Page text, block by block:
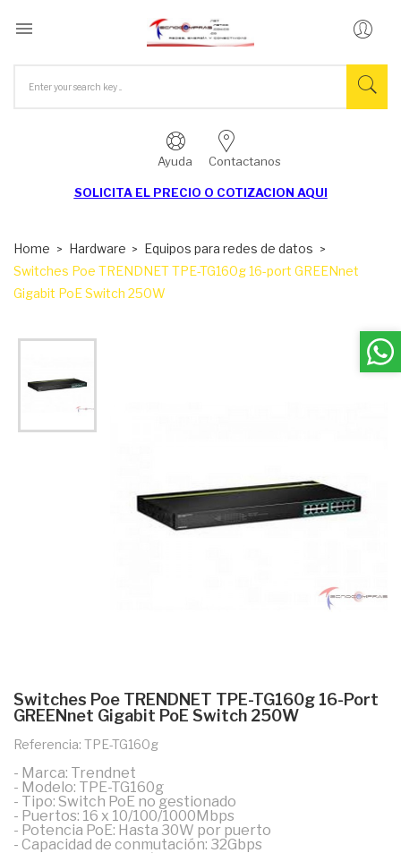

Ayuda Contactanos
SOLICITA EL PRECIO O COTIZACION AQUI
Home Hardware
Equipos para redes de datos
Switches Poe TRENDNET TPE-TG160g 16-port GREENnet
Gigabit PoE Switch 250W
Switches Poe TRENDNET TPE-TG160g 16-Port
GREENnet Gigabit PoE Switch 250W
Referencia: TPE-TG160g
- Marca: Trendnet
- Modelo: TPE-TG160g
- Tipo: Switch PoE no gestionado
- Puertos: 16 x 10/100/1000Mbps
- Potencia PoE: Hasta 30W por puerto
- Capacidad de conmutación: 32Gbps